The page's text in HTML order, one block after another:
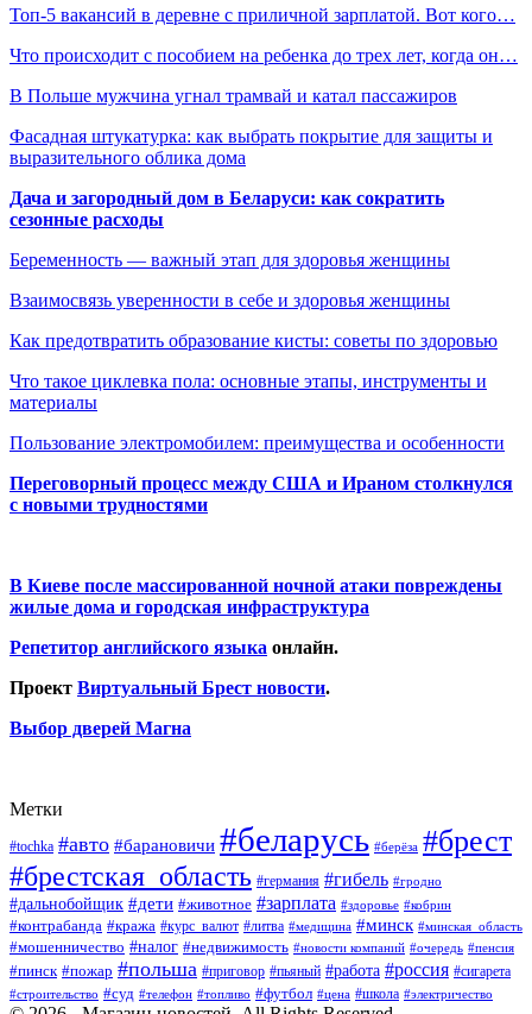
Топ-5 вакансий в деревне с приличной зарплатой. Вот кого…
Что происходит с пособием на ребенка до трех лет, когда он…
В Польше мужчина угнал трамвай и катал пассажиров
Фасадная штукатурка: как выбрать покрытие для защиты и
выразительного облика дома
Дача и загородный дом в Беларуси: как сократить
сезонные расходы
Беременность — важный этап для здоровья женщины
Взаимосвязь уверенности в себе и здоровья женщины
Как предотвратить образование кисты: советы по здоровью
Что такое циклевка пола: основные этапы, инструменты и
материалы
Пользование электромобилем: преимущества и особенности
Переговорный процесс между США и Ираном столкнулся
с новыми трудностями
В Киеве после массированной ночной атаки повреждены
жилые дома и городская инфраструктура
Репетитор английского языка онлайн.
Проект Виртуальный Брест новости.
Выбор дверей Магна
Метки
#tochka #авто #барановичи #беларусь #берёза #брест
#брестская_область #германия #гибель #гродно
#дальнобойщик #дети #животное #зарплата #здоровье #кобрин
#контрабанда #кража #курс_валют #литва #медицина #минск #минская_область
#мошенничество #налог #недвижимость #новости компаний #очередь #пенсия
#пинск #пожар #польша #приговор #пьяный #работа #россия #сигарета
#строительство #суд #телефон #топливо #футбол #цена #школа #электричество